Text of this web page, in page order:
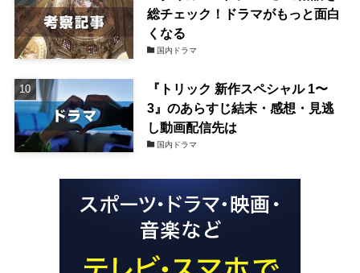
総チェック！ドラマがもっと面白
くなる
国内ドラマ
『トリック 新作スペシャル 1〜
3』のあらすじ結末・感想・見逃
し動画配信先は
国内ドラマ